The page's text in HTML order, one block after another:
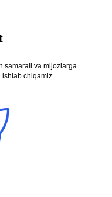
samarali va mijozlarga
ishlab chiqamiz